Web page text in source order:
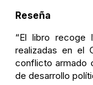
Reseña
“El libro recoge
realizadas en el
conflicto armado
de desarrollo